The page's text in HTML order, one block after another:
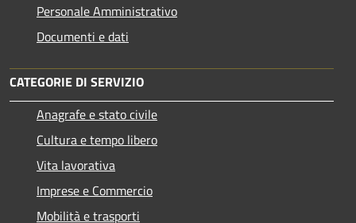
Personale Amministrativo
Documenti e dati
CATEGORIE DI SERVIZIO
Anagrafe e stato civile
Cultura e tempo libero
Vita lavorativa
Imprese e Commercio
Mobilità e trasporti